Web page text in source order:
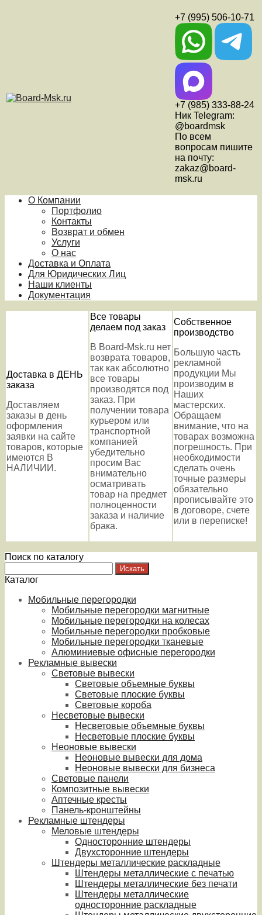
+7 (995) 506-10-71
+7 (985) 333-88-24
Ник Telegram:
@boardmsk
По всем
вопросам пишите
на почту:
zakaz@board-
msk.ru
О Компании
Портфолио
Контакты
Возврат и обмен
Услуги
О нас
Доставка и Оплата
Для Юридических Лиц
Наши клиенты
Документация
Доставка в ДЕНЬ
заказа
Доставляем
заказы в день
оформления
заявки на сайте
товаров, которые
имеются В
НАЛИЧИИ.
Все товары
делаем под заказ
В Board-Msk.ru нет
возврата товаров,
так как абсолютно
все товары
производятся под
заказ. При
получении товара
курьером или
транспортной
компанией
убедительно
просим Вас
внимательно
осматривать
товар на предмет
полноценности
заказа и наличие
брака.
Собственное
производство
Большую часть
рекламной
продукции Мы
производим в
Наших
мастерских.
Обращаем
внимание, что на
товарах возможна
погрешность. При
необходимости
сделать очень
точные размеры
обязательно
прописывайте это
в договоре, счете
или в переписке!
Поиск по каталогу
Каталог
Мобильные перегородки
Мобильные перегородки магнитные
Мобильные перегородки на колесах
Мобильные перегородки пробковые
Мобильные перегородки тканевые
Алюминиевые офисные перегородки
Рекламные вывески
Световые вывески
Световые объемные буквы
Световые плоские буквы
Световые короба
Несветовые вывески
Несветовые объемные буквы
Несветовые плоские буквы
Неоновые вывески
Неоновые вывески для дома
Неоновые вывески для бизнеса
Световые панели
Композитные вывески
Аптечные кресты
Панель-кронштейны
Рекламные штендеры
Меловые штендеры
Односторонние штендеры
Двухсторонние штендеры
Штендеры металлические раскладные
Штендеры металлические с печатью
Штендеры металлические без печати
Штендеры металлические
односторонние раскладные